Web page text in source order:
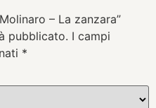
– La zanzara”
pubblicato. I campi
*